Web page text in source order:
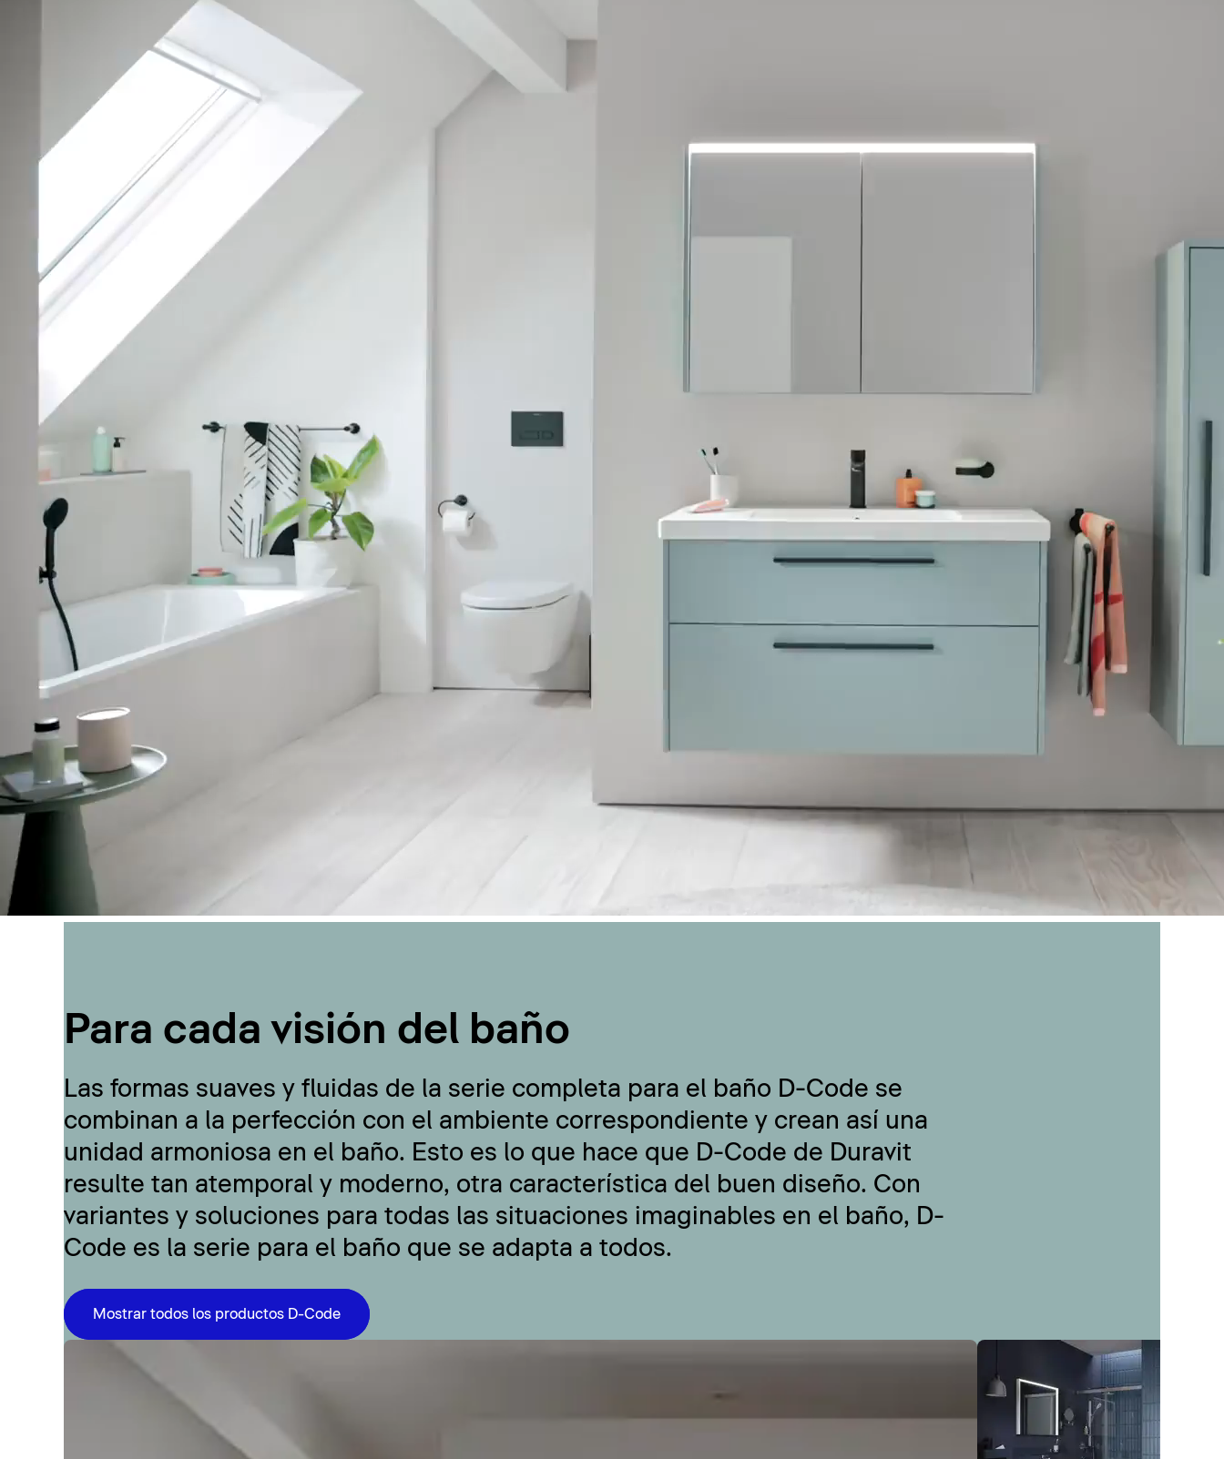
Para cada visión del baño
Las formas suaves y fluidas de la serie completa para el baño D-Code se
combinan a la perfección con el ambiente correspondiente y crean así una
unidad armoniosa en el baño. Esto es lo que hace que D-Code de Duravit
resulte tan atemporal y moderno, otra característica del buen diseño. Con
variantes y soluciones para todas las situaciones imaginables en el baño, D-
Code es la serie para el baño que se adapta a todos.
Mostrar todos los productos D-Code